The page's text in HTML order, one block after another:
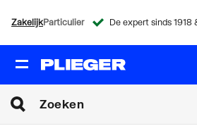
ZakelijkParticulier